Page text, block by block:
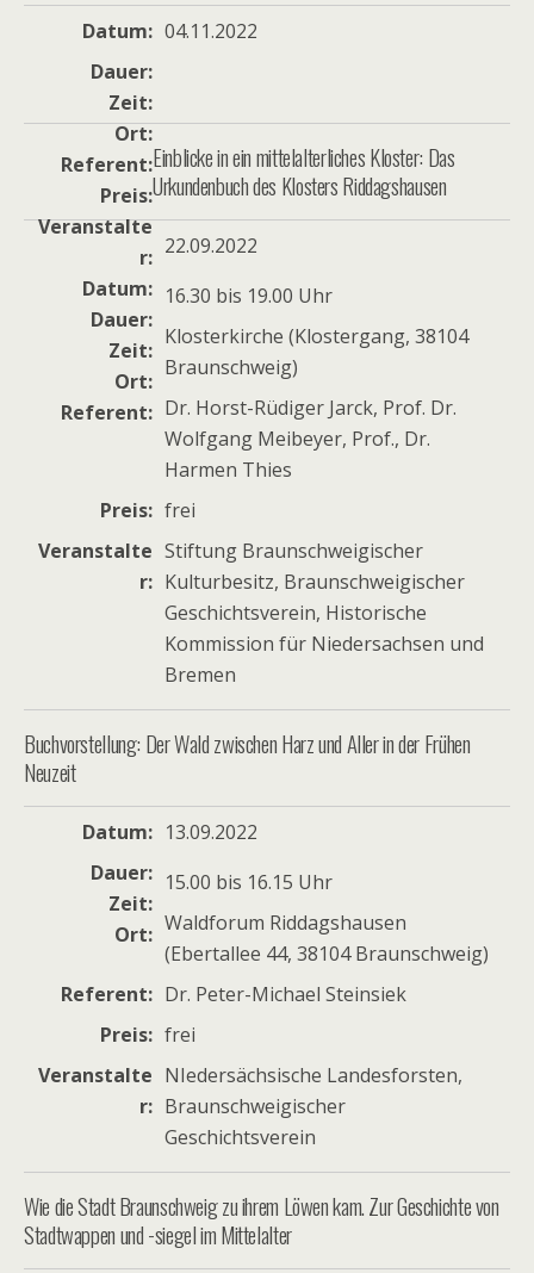
Datum
04.11.2022
Dauer
Zeit
Ort
Referent
Preis
Veranstalte
r
Einblicke in ein mittelalterliches Kloster: Das
Urkundenbuch des Klosters Riddagshausen
Datum
22.09.2022
Dauer
Zeit
16.30 bis 19.00 Uhr
Ort
Klosterkirche (Klostergang, 38104
Braunschweig)
Referent
Dr. Horst-Rüdiger Jarck, Prof. Dr.
Wolfgang Meibeyer, Prof., Dr.
Harmen Thies
Preis
frei
Veranstalte
r
Stiftung Braunschweigischer
Kulturbesitz, Braunschweigischer
Geschichtsverein, Historische
Kommission für Niedersachsen und
Bremen
Buchvorstellung: Der Wald zwischen Harz und Aller in der Frühen
Neuzeit
Datum
13.09.2022
Dauer
Zeit
15.00 bis 16.15 Uhr
Ort
Waldforum Riddagshausen
(Ebertallee 44, 38104 Braunschweig)
Referent
Dr. Peter-Michael Steinsiek
Preis
frei
Veranstalte
r
NIedersächsische Landesforsten,
Braunschweigischer
Geschichtsverein
Wie die Stadt Braunschweig zu ihrem Löwen kam. Zur Geschichte von
Stadtwappen und -siegel im Mittelalter